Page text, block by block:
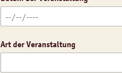
Art der Veranstaltung